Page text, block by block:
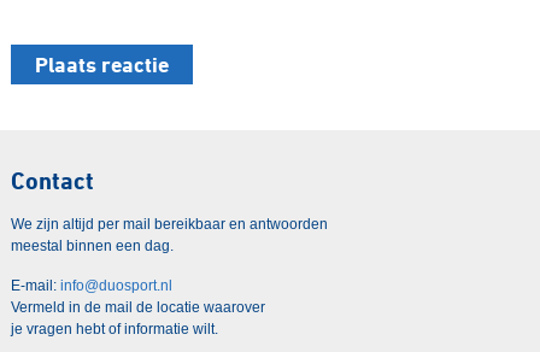
Contact
We zijn altijd per mail bereikbaar en antwoorden
meestal binnen een dag.
E-mail: info@duosport.nl
Vermeld in de mail de locatie waarover
je vragen hebt of informatie wilt.